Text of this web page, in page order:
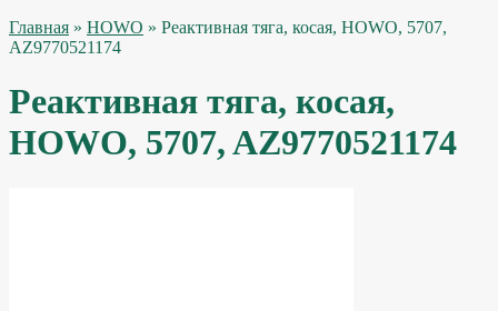
Главная » HOWO » Реактивная тяга, косая, HOWO, 5707,
AZ9770521174
Реактивная тяга, косая,
HOWO, 5707, AZ9770521174